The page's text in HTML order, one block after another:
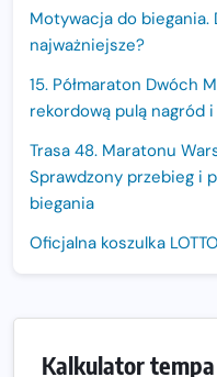
Motywacja do biegania.
najważniejsze?
15. Półmaraton Dwóch
rekordową pulą nagród
Trasa 48. Maratonu
Sprawdzony przebieg i
biegania
Oficjalna koszulka
Kalkulator